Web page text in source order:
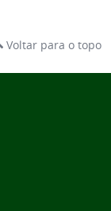
Voltar para o topo